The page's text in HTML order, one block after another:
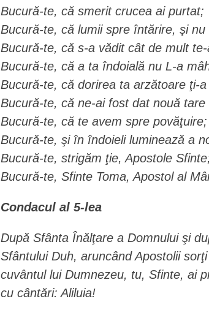
Bucură-te, că smerit crucea ai purtat;
Bucură-te, că lumii spre întărire, şi
Bucură-te, că s-a vădit cât de mult
Bucură-te, că a ta îndoială nu L-a
Bucură-te, că dorirea ta arzătoare ţi-a
Bucură-te, că ne-ai fost dat nouă
Bucură-te, că te avem spre povăţuire;
Bucură-te, şi în îndoieli luminează a
Bucură-te, strigăm ţie, Apostole
Bucură-te, Sfinte Toma, Apostol al
Condacul al 5-lea
După Sfânta Înălţare a Domnului şi
Sfântului Duh, aruncând Apostolii
cuvântul lui Dumnezeu, tu, Sfinte, ai
cu cântări: Aliluia!